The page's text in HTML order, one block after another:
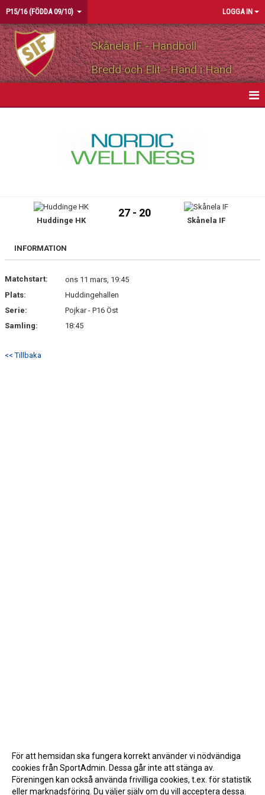
P15/16 (FÖDDA 09/10) LOGGA IN
Skånela IF - Handboll
Bredd och Elit - Hand i Hand
TRUPPEN
BILDGALLERI
KONTAKT
Huddinge HK
27 - 20
Skånela IF
INFORMATION
Matchstart:
ons 11 mars, 19:45
Plats:
Huddingehallen
Serie:
Pojkar - P16 Öst
Samling:
18:45
<< Tillbaka
För att hemsidan ska fungera korrekt använder vi nödvändiga
cookies från SportAdmin. Dessa går inte att stänga av.
Föreningen kan också använda frivilliga cookies, t.ex. för statistik
eller marknadsföring. Du väljer själv om du vill acceptera dessa.